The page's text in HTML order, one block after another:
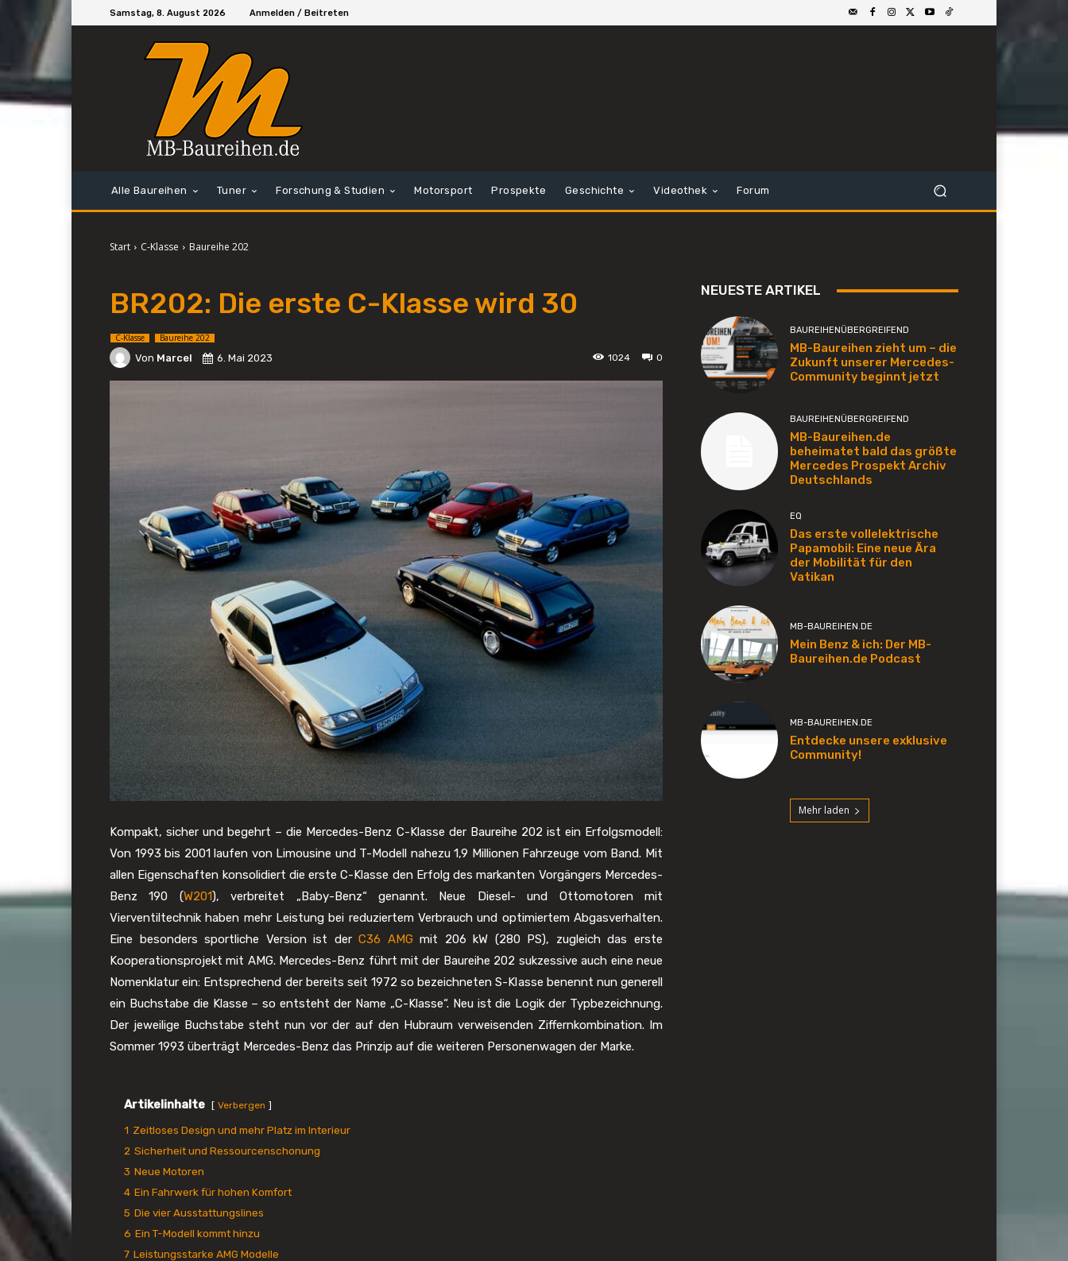
Samstag, 8. August 2026 Anmelden / Beitreten
Alle Baureihen Tuner Forschung & Studien Motorsport Prospekte Geschichte Videothek Forum
Start C-Klasse Baureihe 202
BR202: Die erste C-Klasse wird 30
C-Klasse Baureihe 202
Von Marcel 0
6. Mai 2023 1024
Kompakt, sicher und begehrt – die Mercedes-Benz C-Klasse der Baureihe 202 ist ein Erfolgsmodell:
Von 1993 bis 2001 laufen von Limousine und T-Modell nahezu 1,9 Millionen Fahrzeuge vom Band. Mit
allen Eigenschaften konsolidiert die erste C-Klasse den Erfolg des markanten Vorgängers Mercedes-
Benz 190 (W201), verbreitet „Baby-Benz“ genannt. Neue Diesel- und Ottomotoren mit
Vierventiltechnik haben mehr Leistung bei reduziertem Verbrauch und optimiertem Abgasverhalten.
Eine besonders sportliche Version ist derC36 AMG mit 206 kW (280 PS), zugleich das erste
Kooperationsprojekt mit AMG. Mercedes-Benz führt mit der Baureihe 202 sukzessive auch eine neue
Nomenklatur ein: Entsprechend der bereits seit 1972 so bezeichneten S-Klasse benennt nun generell
ein Buchstabe die Klasse – so entsteht der Name „C-Klasse“. Neu ist die Logik der Typbezeichnung.
Der jeweilige Buchstabe steht nun vor der auf den Hubraum verweisenden Ziffernkombination. Im
Sommer 1993 überträgt Mercedes-Benz das Prinzip auf die weiteren Personenwagen der Marke.
Artikelinhalte Verbergen
1 Zeitloses Design und mehr Platz im Interieur
2 Sicherheit und Ressourcenschonung
3 Neue Motoren
4 Ein Fahrwerk für hohen Komfort
5 Die vier Ausstattungslines
6 Ein T-Modell kommt hinzu
7 Leistungsstarke AMG Modelle
NEUESTE ARTIKEL
BAUREIHENÜBERGREIFEND
MB-Baureihen zieht um – die
Zukunft unserer Mercedes-
Community beginnt jetzt
BAUREIHENÜBERGREIFEND
MB-Baureihen.de
beheimatet bald das größte
Mercedes Prospekt Archiv
Deutschlands
EQ
Das erste vollelektrische
Papamobil: Eine neue Ära
der Mobilität für den
Vatikan
MB-BAUREIHEN.DE
Mein Benz & ich: Der MB-
Baureihen.de Podcast
MB-BAUREIHEN.DE
Entdecke unsere exklusive
Community!
Mehr laden